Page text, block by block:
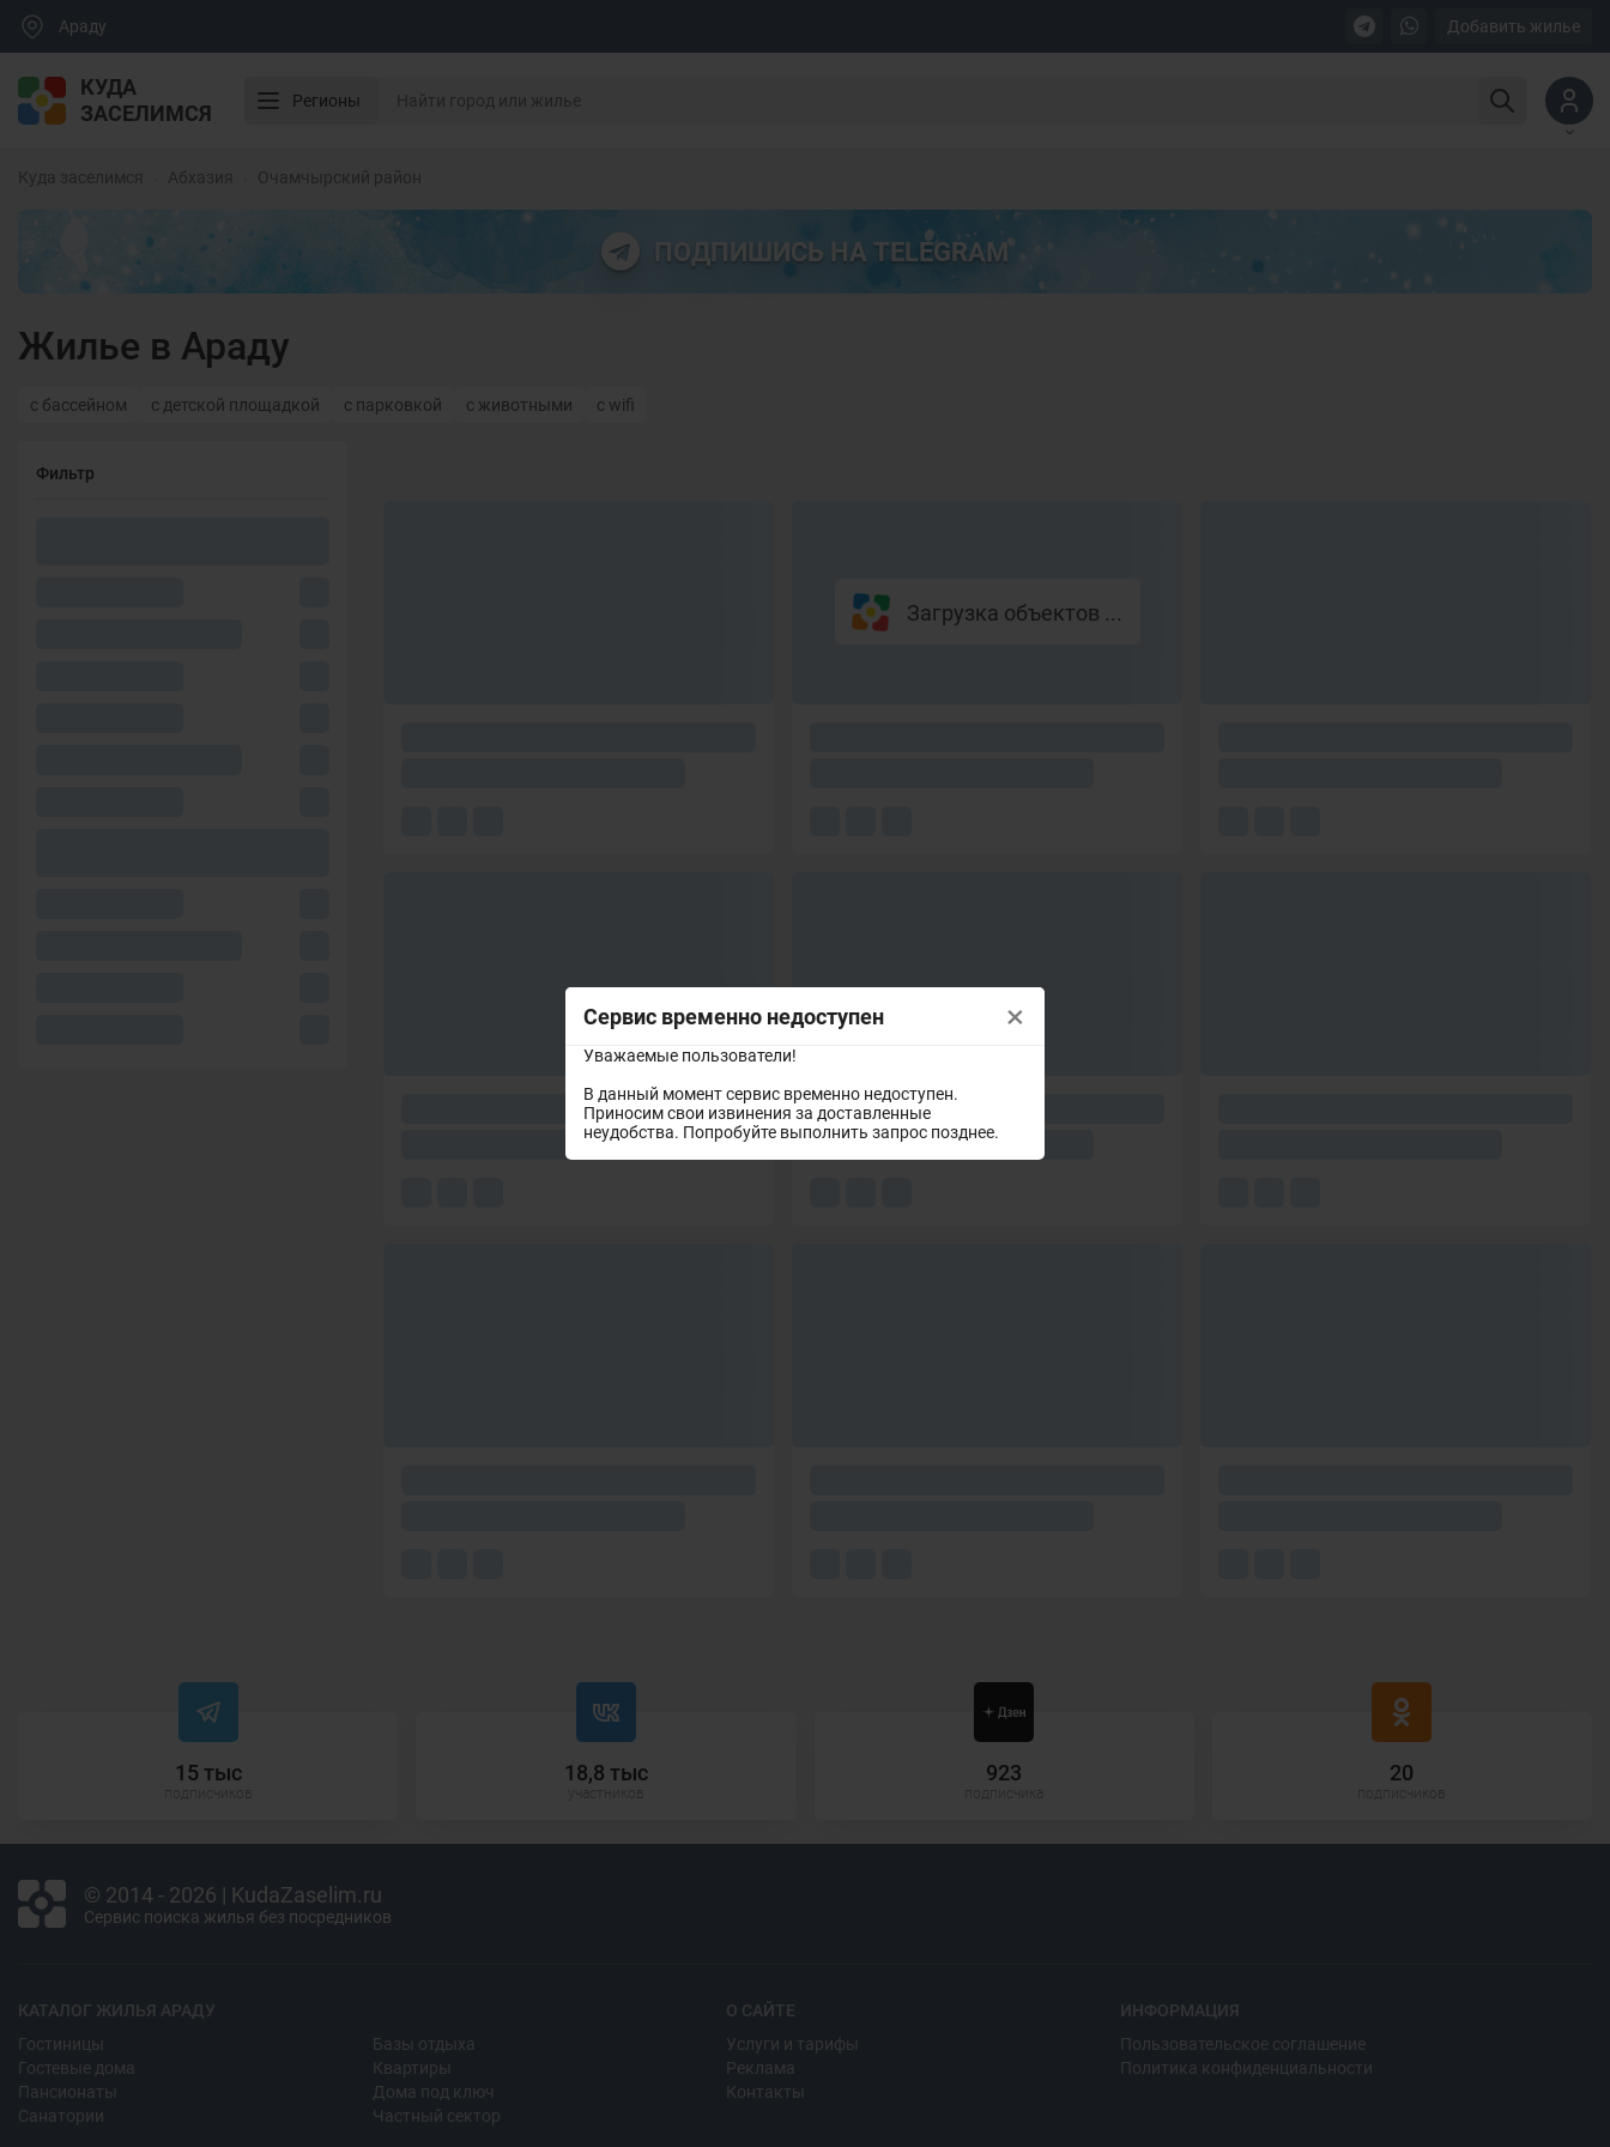
Сервис временно недоступен
Уважаемые пользователи!
В данный момент сервис временно недоступен.
Приносим свои извинения за доставленные
неудобства. Попробуйте выполнить запрос позднее.
×
Араду Добавить жилье
КУДА
ЗАСЕЛИМСЯ
Регионы
Куда заселимся Абхазия Очамчырский район
ПОДПИШИСЬ НА TELEGRAM
Жилье в Араду
с бассейном с детской площадкой с парковкой с животными с wifi
Фильтр
Загрузка объектов ...
15 тыс 18,8 тыс 923 20
© 2014 - 2026 | KudaZaselim.ru
Сервис поиска жилья без посредников
КАТАЛОГ ЖИЛЬЯ АРАДУ
Гостиницы
Гостевые дома
Пансионаты
Санатории
Базы отдыха
Квартиры
Дома под ключ
Частный сектор
О САЙТЕ
Услуги и тарифы
Реклама
Контакты
ИНФОРМАЦИЯ
Пользовательское соглашение
Политика конфиденциальности